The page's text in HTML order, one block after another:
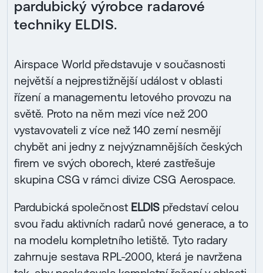
pardubický výrobce radarové
techniky ELDIS.
Airspace World představuje v současnosti
největší a nejprestižnější událost v oblasti
řízení a managementu letového provozu na
světě. Proto na něm mezi více než 200
vystavovateli z více než 140 zemí nesmějí
chybět ani jedny z nejvýznamnějších českých
firem ve svých oborech, které zastřešuje
skupina CSG v rámci divize CSG Aerospace.
Pardubická společnost ELDIS představí celou
svou řadu aktivních radarů nové generace, a to
na modelu kompletního letiště. Tyto radary
zahrnuje sestava RPL-2000, která je navržena